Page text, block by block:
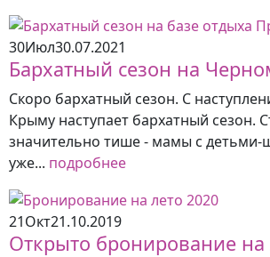
30Июл30.07.2021
Бархатный сезон на
Скоро бархатный сезон. С
Крыму наступает бархатный сезон.
значительно тише - мамы с детьми-
уже... подробнее
21Окт21.10.2019
Открыто бронирование на